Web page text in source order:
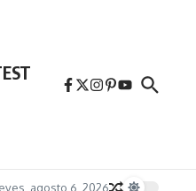
agosto 6, 2026